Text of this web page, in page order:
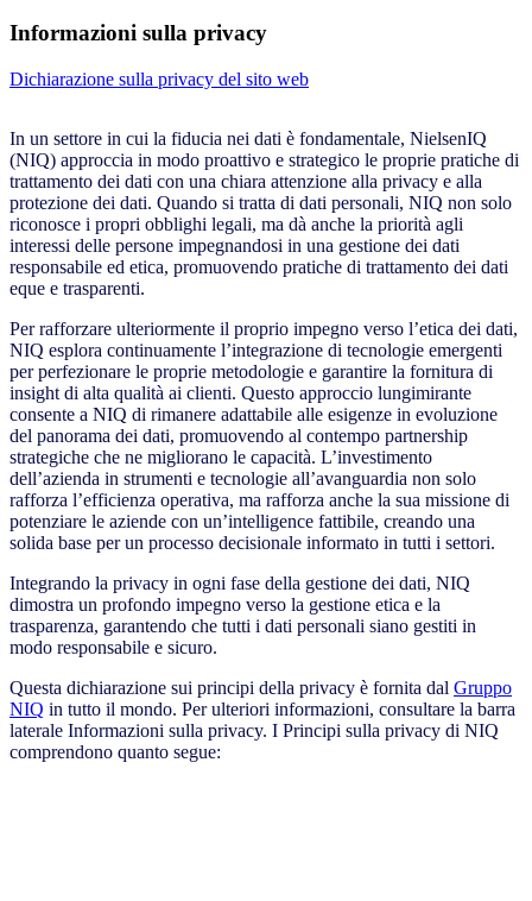
Informazioni sulla privacy
Dichiarazione sulla privacy del sito web
In un settore in cui la fiducia nei dati è fondamentale, NielsenIQ
(NIQ) approccia in modo proattivo e strategico le proprie pratiche di
trattamento dei dati con una chiara attenzione alla privacy e alla
protezione dei dati. Quando si tratta di dati personali, NIQ non solo
riconosce i propri obblighi legali, ma dà anche la priorità agli
interessi delle persone impegnandosi in una gestione dei dati
responsabile ed etica, promuovendo pratiche di trattamento dei dati
eque e trasparenti.
Per rafforzare ulteriormente il proprio impegno verso l’etica dei dati,
NIQ esplora continuamente l’integrazione di tecnologie emergenti
per perfezionare le proprie metodologie e garantire la fornitura di
insight di alta qualità ai clienti. Questo approccio lungimirante
consente a NIQ di rimanere adattabile alle esigenze in evoluzione
del panorama dei dati, promuovendo al contempo partnership
strategiche che ne migliorano le capacità. L’investimento
dell’azienda in strumenti e tecnologie all’avanguardia non solo
rafforza l’efficienza operativa, ma rafforza anche la sua missione di
potenziare le aziende con un’intelligence fattibile, creando una
solida base per un processo decisionale informato in tutti i settori.
Integrando la privacy in ogni fase della gestione dei dati, NIQ
dimostra un profondo impegno verso la gestione etica e la
trasparenza, garantendo che tutti i dati personali siano gestiti in
modo responsabile e sicuro.
Questa dichiarazione sui principi della privacy è fornita dal Gruppo
NIQ in tutto il mondo. Per ulteriori informazioni, consultare la barra
laterale Informazioni sulla privacy. I Principi sulla privacy di NIQ
comprendono quanto segue: